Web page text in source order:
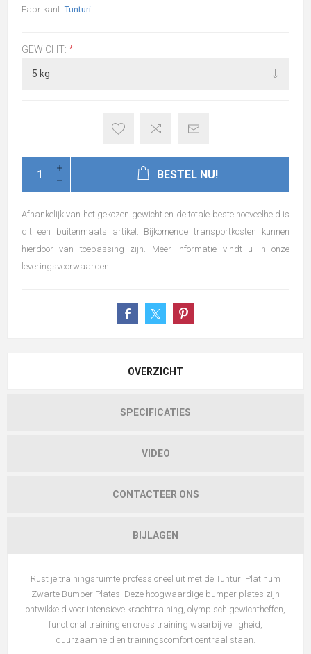
Fabrikant: Tunturi
GEWICHT: *
BESTEL NU!
Afhankelijk van het gekozen gewicht en de totale bestelhoeveelheid is
dit een buitenmaats artikel. Bijkomende transportkosten kunnen
hierdoor van toepassing zijn. Meer informatie vindt u in onze
leveringsvoorwaarden.
OVERZICHT
SPECIFICATIES
VIDEO
CONTACTEER ONS
BIJLAGEN
Rust je trainingsruimte professioneel uit met de Tunturi Platinum
Zwarte Bumper Plates. Deze hoogwaardige bumper plates zijn
ontwikkeld voor intensieve krachttraining, olympisch gewichtheffen,
functional training en cross training waarbij veiligheid,
duurzaamheid en trainingscomfort centraal staan.